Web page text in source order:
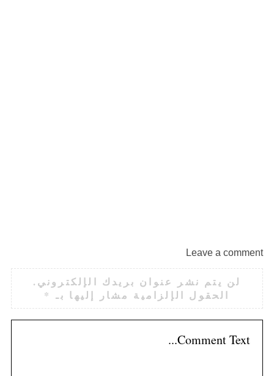
Leave a comment
لن يتم نشر عنوان بريدك الإلكتروني.
الحقول الإلزامية مشار إليها بـ *